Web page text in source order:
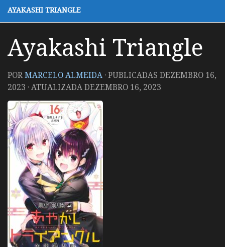
AYAKASHI TRIANGLE
Ayakashi Triangle
PORMARCELO ALMEIDA · PUBLICADAS DEZEMBRO 16,
2023 · ATUALIZADADEZEMBRO 16, 2023